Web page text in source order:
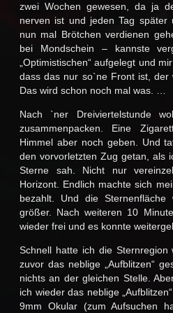
zwei Wochen gewesen, da ja
nerven ist und jeden Tag
nun mal Brötchen verdienen
bei Mondschein – kannste
„Optimistischen“ aufgelegt und
dass das nur so`ne Front ist, der
Das wird schon noch mal was. …
Nach `ner Dreiviertelstunde
zusammenpacken. Eine
Himmel aber noch geben. Und
den vorvorletzten Zug getan, als
Sterne sah. Nicht nur
Horizont. Endlich machte sich
bezahlt. Und die
größer. Nach weiteren 10
wieder frei und es konnte
Schnell hatte ich die Sternregion
zuvor das neblige „Aufblitzen“
nichts an der gleichen Stelle.
ich wieder das neblige
9mm Okular (zum Aufsuchen